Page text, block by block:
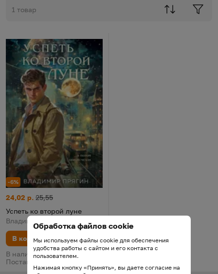
1 товар
-6%
Успеть ко второй луне
Цена:
24,02 р.
Старая цена:
25,55
Успеть ко второй луне
Владимир Прягин, 2024
В корзину
В наличии у поставщика.
Поставка 12 августа
Обработка файлов cookie
Мы используем файлы cookie для обеспечения
удобства работы с сайтом и его контакта с
пользователем.
Нажимая кнопку «Принять», вы даете согласие на